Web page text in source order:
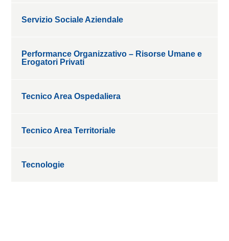
Servizio Sociale Aziendale
Performance Organizzativo – Risorse Umane e
Erogatori Privati
Tecnico Area Ospedaliera
Tecnico Area Territoriale
Tecnologie